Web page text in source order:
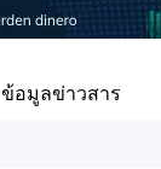
ข้อมูลข่าวสาร